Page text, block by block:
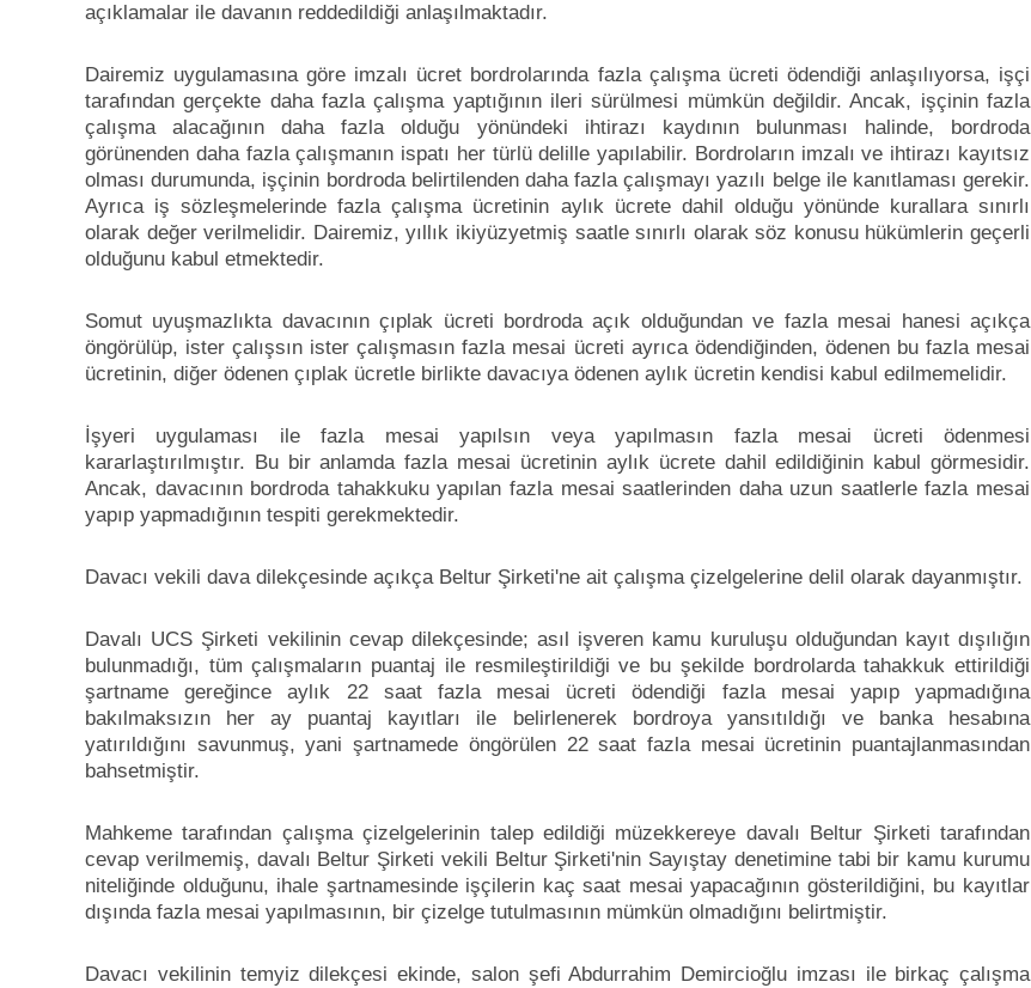
açıklamalar ile davanın reddedildiği anlaşılmaktadır.
Dairemiz uygulamasına göre imzalı ücret bordrolarında fazla çalışma ücreti ödendiği anlaşılıyorsa, işçi
tarafından gerçekte daha fazla çalışma yaptığının ileri sürülmesi mümkün değildir. Ancak, işçinin fazla
çalışma alacağının daha fazla olduğu yönündeki ihtirazı kaydının bulunması halinde, bordroda
görünenden daha fazla çalışmanın ispatı her türlü delille yapılabilir. Bordroların imzalı ve ihtirazı kayıtsız
olması durumunda, işçinin bordroda belirtilenden daha fazla çalışmayı yazılı belge ile kanıtlaması gerekir.
Ayrıca iş sözleşmelerinde fazla çalışma ücretinin aylık ücrete dahil olduğu yönünde kurallara sınırlı
olarak değer verilmelidir. Dairemiz, yıllık ikiyüzyetmiş saatle sınırlı olarak söz konusu hükümlerin geçerli
olduğunu kabul etmektedir.
Somut uyuşmazlıkta davacının çıplak ücreti bordroda açık olduğundan ve fazla mesai hanesi açıkça
öngörülüp, ister çalışsın ister çalışmasın fazla mesai ücreti ayrıca ödendiğinden, ödenen bu fazla mesai
ücretinin, diğer ödenen çıplak ücretle birlikte davacıya ödenen aylık ücretin kendisi kabul edilmemelidir.
İşyeri uygulaması ile fazla mesai yapılsın veya yapılmasın fazla mesai ücreti ödenmesi
kararlaştırılmıştır. Bu bir anlamda fazla mesai ücretinin aylık ücrete dahil edildiğinin kabul görmesidir.
Ancak, davacının bordroda tahakkuku yapılan fazla mesai saatlerinden daha uzun saatlerle fazla mesai
yapıp yapmadığının tespiti gerekmektedir.
Davacı vekili dava dilekçesinde açıkça Beltur Şirketi'ne ait çalışma çizelgelerine delil olarak dayanmıştır.
Davalı UCS Şirketi vekilinin cevap dilekçesinde; asıl işveren kamu kuruluşu olduğundan kayıt dışılığın
bulunmadığı, tüm çalışmaların puantaj ile resmileştirildiği ve bu şekilde bordrolarda tahakkuk ettirildiği
şartname gereğince aylık 22 saat fazla mesai ücreti ödendiği fazla mesai yapıp yapmadığına
bakılmaksızın her ay puantaj kayıtları ile belirlenerek bordroya yansıtıldığı ve banka hesabına
yatırıldığını savunmuş, yani şartnamede öngörülen 22 saat fazla mesai ücretinin puantajlanmasından
bahsetmiştir.
Mahkeme tarafından çalışma çizelgelerinin talep edildiği müzekkereye davalı Beltur Şirketi tarafından
cevap verilmemiş, davalı Beltur Şirketi vekili Beltur Şirketi'nin Sayıştay denetimine tabi bir kamu kurumu
niteliğinde olduğunu, ihale şartnamesinde işçilerin kaç saat mesai yapacağının gösterildiğini, bu kayıtlar
dışında fazla mesai yapılmasının, bir çizelge tutulmasının mümkün olmadığını belirtmiştir.
Davacı vekilinin temyiz dilekçesi ekinde, salon şefi Abdurrahim Demircioğlu imzası ile birkaç çalışma